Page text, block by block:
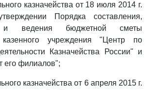
казначейства от 18 июля 2014 г.
Порядка составления,
и ведения бюджетной сметы
казенного учреждения "Центр по
Казначейства России" и
его филиалов";
казначейства от 6 апреля 2015 г.